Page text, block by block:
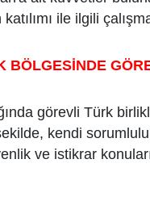
ile ilgili
BÖLGESİNDE
görevli Türk
kendi
ve istikrar